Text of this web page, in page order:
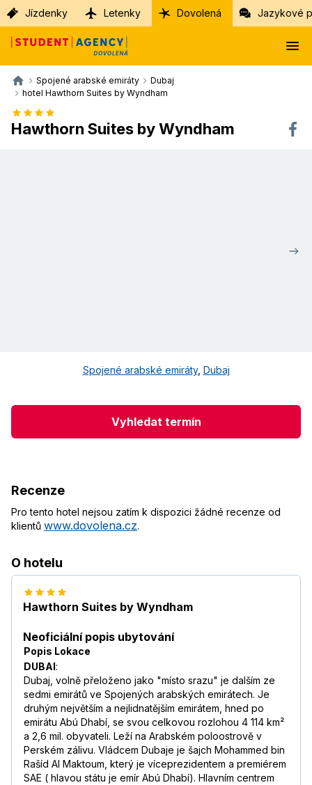
Jízdenky Letenky Dovolená Jazykové
Spojené arabské emiráty
Dubaj
hotel Hawthorn Suites by Wyndham
Hawthorn Suites by Wyndham
Spojené arabské emiráty, Dubaj
Vyhledat termín
Recenze
Pro tento hotel nejsou zatím k dispozici žádné recenze od
klientů www.dovolena.cz.
O hotelu
Hawthorn Suites by Wyndham
Neoficiální popis ubytování
Popis Lokace
DUBAI:
Dubaj, volně přeloženo jako "místo srazu" je dalším ze
sedmi emirátů ve Spojených arabských emirátech. Je
druhým největším a nejlidnatějším emirátem, hned po
emirátu Abú Dhabí, se svou celkovou rozlohou 4 114 km²
a 2,6 mil. obyvateli. Leží na Arabském poloostrově v
Perském zálivu. Vládcem Dubaje je šajch Mohammed bin
Rašíd Al Maktoum, který je víceprezidentem a premiérem
SAE ( hlavou státu je emír Abú Dhabí). Hlavním centrem